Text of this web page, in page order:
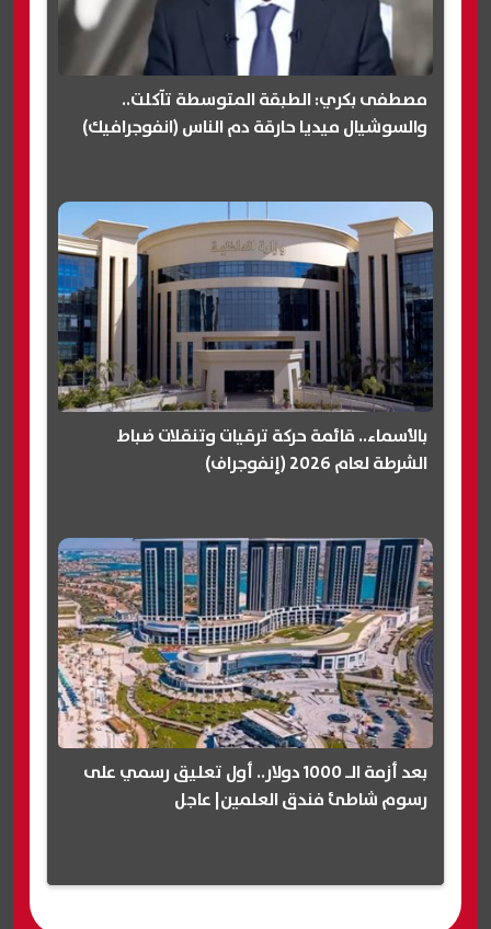
مصطفى بكري: الطبقة المتوسطة تآكلت..
والسوشيال ميديا حارقة دم الناس (انفوجرافيك)
بالأسماء.. قائمة حركة ترقيات وتنقلات ضباط
الشرطة لعام 2026 (إنفوجراف)
بعد أزمة الـ 1000 دولار.. أول تعليق رسمي على
رسوم شاطئ فندق العلمين| عاجل